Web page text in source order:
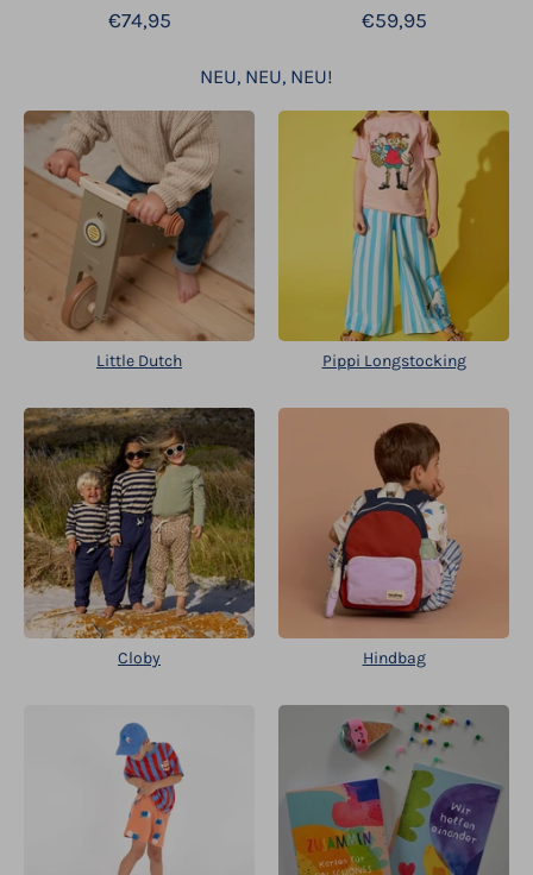
€74,95 €59,95
NEU, NEU, NEU!
Little Dutch Pippi Longstocking
Cloby Hindbag